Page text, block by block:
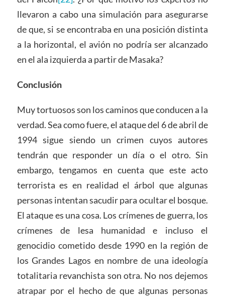
llevaron a cabo una simulación para asegurarse
de que, si se encontraba en una posición distinta
a la horizontal, el avión no podría ser alcanzado
en el ala izquierda a partir de Masaka?
Conclusión
Muy tortuosos son los caminos que conducen a la
verdad. Sea como fuere, el ataque del 6 de abril de
1994 sigue siendo un crimen cuyos autores
tendrán que responder un día o el otro. Sin
embargo, tengamos en cuenta que este acto
terrorista es en realidad el árbol que algunas
personas intentan sacudir para ocultar el bosque.
El ataque es una cosa. Los crímenes de guerra, los
crímenes de lesa humanidad e incluso el
genocidio cometido desde 1990 en la región de
los Grandes Lagos en nombre de una ideología
totalitaria revanchista son otra. No nos dejemos
atrapar por el hecho de que algunas personas